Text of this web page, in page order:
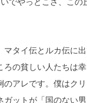
マタイ伝とルカ伝に
ろの貧しい人たちは
のアレです。僕はク
ガットが「国のない